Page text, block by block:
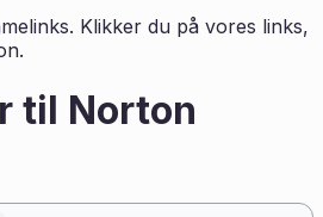
Klikker du på vores links,
til Norton